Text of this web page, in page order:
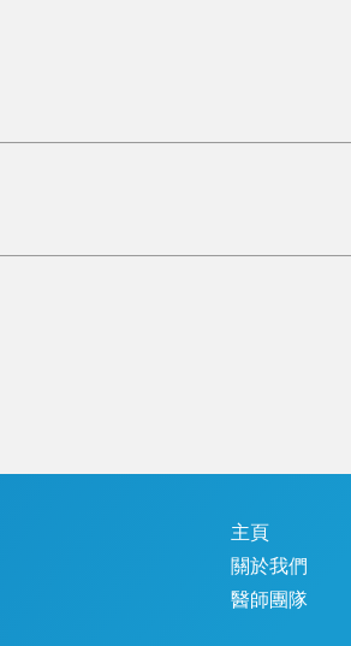
主頁
關於我們
醫師團隊